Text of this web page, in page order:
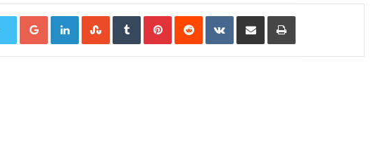
Google+LinkedInStumbleUpon
TumblrPinterestReddit VKontakteShare
Email
Print